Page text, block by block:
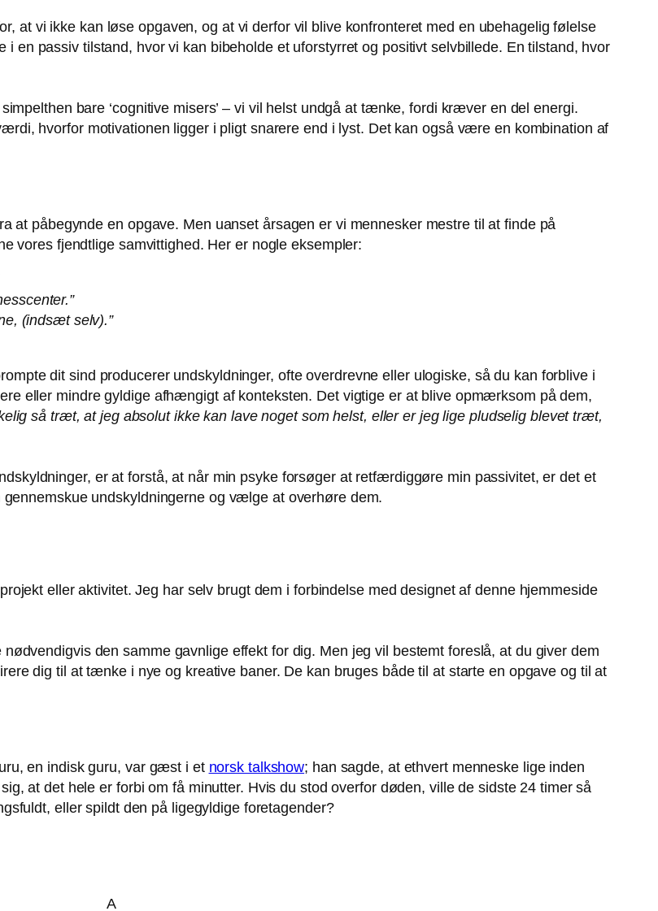
at vi ikke kan løse opgaven, og at vi derfor vil blive konfronteret med en ubehagelig følelse
en passiv tilstand, hvor vi kan bibeholde et uforstyrret og positivt selvbillede. En tilstand, hvor
bare ‘cognitive misers’ – vi vil helst undgå at tænke, fordi kræver en del energi.
hvorfor motivationen ligger i pligt snarere end i lyst. Det kan også være en kombination af
at påbegynde en opgave. Men uanset årsagen er vi mennesker mestre til at finde på
vores fjendtlige samvittighed. Her er nogle eksempler:
(indsæt selv).”
dit sind producerer undskyldninger, ofte overdrevne eller ulogiske, så du kan forblive i
eller mindre gyldige afhængigt af konteksten. Det vigtige er at blive opmærksom på dem,
så træt, at jeg absolut ikke kan lave noget som helst, eller er jeg lige pludselig blevet træt,
er at forstå, at når min psyke forsøger at retfærdiggøre min passivitet, er det et
undskyldningerne og vælge at overhøre dem.
eller aktivitet. Jeg har selv brugt dem i forbindelse med designet af denne hjemmeside
den samme gavnlige effekt for dig. Men jeg vil bestemt foreslå, at du giver dem
dig til at tænke i nye og kreative baner. De kan bruges både til at starte en opgave og til at
en indisk guru, var gæst i et norsk talkshow; han sagde, at ethvert menneske lige inden
at det hele er forbi om få minutter. Hvis du stod overfor døden, ville de sidste 24 timer så
eller spildt den på ligegyldige foretagender?
A